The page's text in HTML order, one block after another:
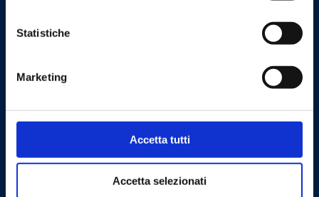
Statistiche
Marketing
Accetta tutti
Accetta selezionati
Contattaci
Barberi Rubinetterie Industriali S.r.l. a socio unico
Cod. Fisc. e P. IVA: 00252070024